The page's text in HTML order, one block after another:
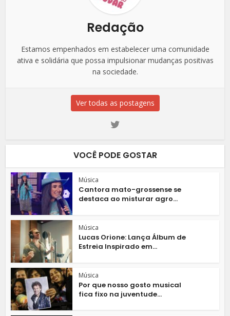
Redação
Estamos empenhados em estabelecer uma comunidade
ativa e solidária que possa impulsionar mudanças positivas
na sociedade.
Ver todas as postagens
VOCÊ PODE GOSTAR
Música
Cantora mato-grossense se
destaca ao misturar agro...
Música
Lucas Orione: Lança Álbum de
Estreia Inspirado em...
Música
Por que nosso gosto musical
fica fixo na juventude...